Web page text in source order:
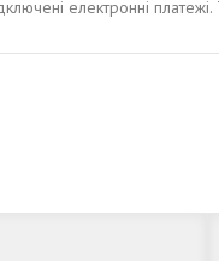
електронні